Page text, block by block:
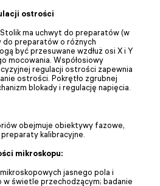
ostrości
ma uchwyt do preparatów (w
preparatów o różnych
być przesuwane wzdłuż osi X i Y
mocowania. Współosiowy
regulacji ostrości zapewnia
ostrości. Pokrętło zgrubnej
blokady i regulację napięcia.
obejmuje obiektywy fazowe,
kalibracyjne.
mikroskopu:
jasnego pola i
świetle przechodzącym; badanie